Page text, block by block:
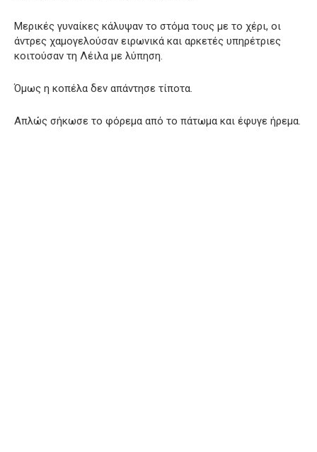
Μερικές γυναίκες κάλυψαν το στόμα τους με το χέρι, οι
άντρες χαμογελούσαν ειρωνικά και αρκετές υπηρέτριες
κοιτούσαν τη Λέιλα με λύπηση.
Όμως η κοπέλα δεν απάντησε τίποτα.
Απλώς σήκωσε το φόρεμα από το πάτωμα και έφυγε ήρεμα.